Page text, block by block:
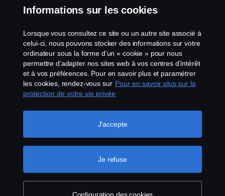
Contactez-nous
Lanceurs d’alerte
Politique de cookies
Configuration des cookies
© Copyright Scania 2026 Tous droits réservés.
Scania France SAS, 11 allée du Président Chirac,
49100 Angers, France, Tél. : +33 (0)2 41 41 33 33
Informations sur les cookies
Lorsque vous consultez ce site ou un autre site associé à
celui-ci, nous pouvons stocker des informations sur votre
ordinateur sous la forme d’un « cookie » pour nous
permettre d’adapter nos sites web à vos centres d’intérêt
et à vos préférences. Pour en savoir plus et paramétrer
les cookies, rendez-vous sur Pour en savoir plus sur la
protection de votre vie privée
Je refuse
J'accepte